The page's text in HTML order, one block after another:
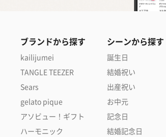
ブランドから探す
kailijumei
TANGLE TEEZER
Sears
gelato pique
アソビュー！ギフト
ハーモニック
シーンから探す
誕生日
結婚祝い
出産祝い
お中元
記念日
結婚記念日